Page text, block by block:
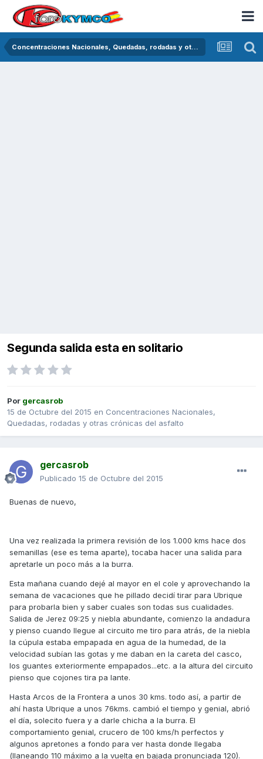
Concentraciones Nacionales, Quedadas, rodadas y otras crónicas del asfalto
Segunda salida esta en solitario
Por gercasrob
15 de Octubre del 2015 en Concentraciones Nacionales,
Quedadas, rodadas y otras crónicas del asfalto
gercasrob
Publicado 15 de Octubre del 2015
Buenas de nuevo,
Una vez realizada la primera revisión de los 1.000 kms hace dos
semanillas (ese es tema aparte), tocaba hacer una salida para
apretarle un poco más a la burra.
Esta mañana cuando dejé al mayor en el cole y aprovechando la
semana de vacaciones que he pillado decidí tirar para Ubrique
para probarla bien y saber cuales son todas sus cualidades.
Salida de Jerez 09:25 y niebla abundante, comienzo la andadura
y pienso cuando llegue al circuito me tiro para atrás, de la niebla
la cúpula estaba empapada en agua de la humedad, de la
velocidad subían las gotas y me daban en la careta del casco,
los guantes exteriormente empapados...etc. a la altura del circuito
pienso que cojones tira pa lante.
Hasta Arcos de la Frontera a unos 30 kms. todo así, a partir de
ahí hasta Ubrique a unos 76kms. cambió el tiempo y genial, abrió
el día, solecito fuera y a darle chicha a la burra. El
comportamiento genial, crucero de 100 kms/h perfectos y
algunos apretones a fondo para ver hasta donde llegaba
(llaneando 110 máximo a la vuelta en bajada pronunciada 120).